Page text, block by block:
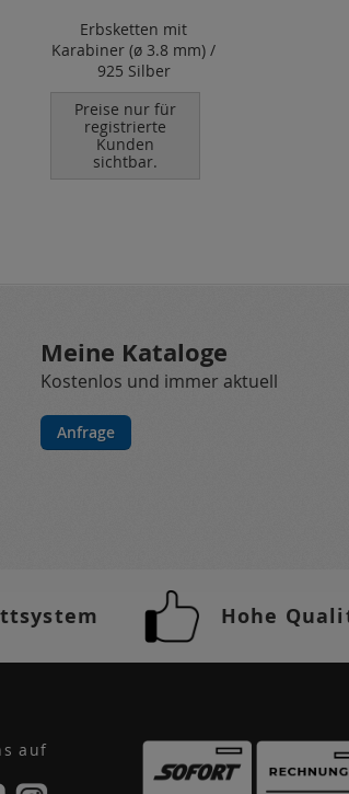
Erbsketten mit
Karabiner (ø 3.8 mm) /
925 Silber
Preise nur für
registrierte
Kunden
sichtbar.
Meine Kataloge
Kostenlos und immer aktuell
Anfrage
Hohe
auf